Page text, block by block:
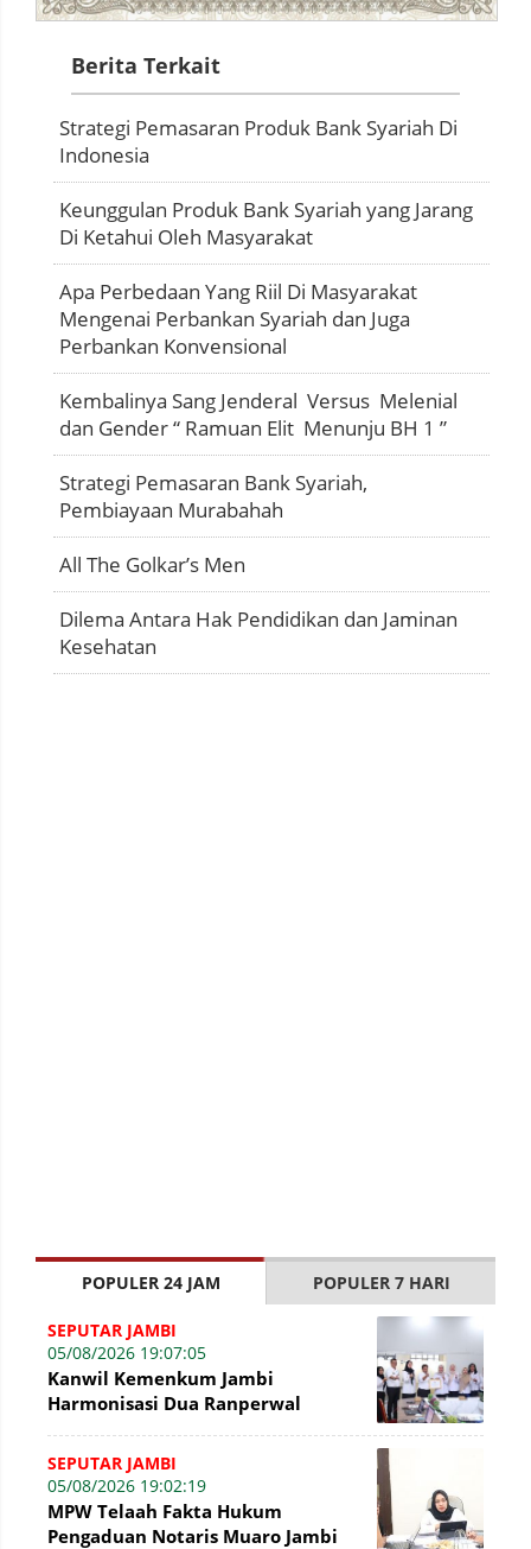
Berita Terkait
Strategi Pemasaran Produk Bank Syariah Di
Indonesia
Keunggulan Produk Bank Syariah yang Jarang
Di Ketahui Oleh Masyarakat
Apa Perbedaan Yang Riil Di Masyarakat
Mengenai Perbankan Syariah dan Juga
Perbankan Konvensional
Kembalinya Sang Jenderal Versus Melenial
dan Gender “ Ramuan Elit Menunju BH 1 ”
Strategi Pemasaran Bank Syariah,
Pembiayaan Murabahah
All The Golkar’s Men
Dilema Antara Hak Pendidikan dan Jaminan
Kesehatan
POPULER 24 JAM POPULER 7 HARI
SEPUTAR JAMBI
05/08/2026 19:07:05
Kanwil Kemenkum Jambi
Harmonisasi Dua Ranperwal
SEPUTAR JAMBI
05/08/2026 19:02:19
MPW Telaah Fakta Hukum
Pengaduan Notaris Muaro Jambi